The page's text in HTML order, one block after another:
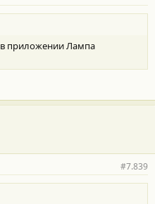
приложении Лампа
#7.839